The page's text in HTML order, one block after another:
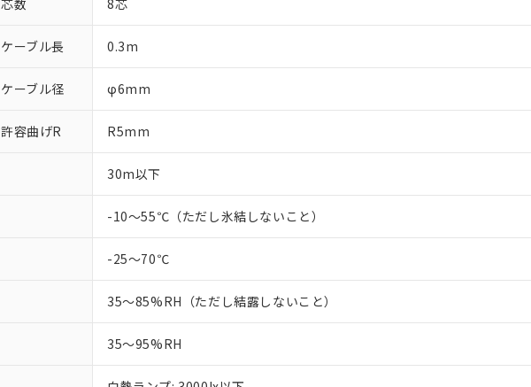
芯数 8芯
ケーブル長 0.3m
ケーブル径 φ6mm
許容曲げR R5mm
30m以下
-10～55℃（ただし氷結しないこと）
-25～70℃
35～85%RH（ただし結露しないこと）
35～95%RH